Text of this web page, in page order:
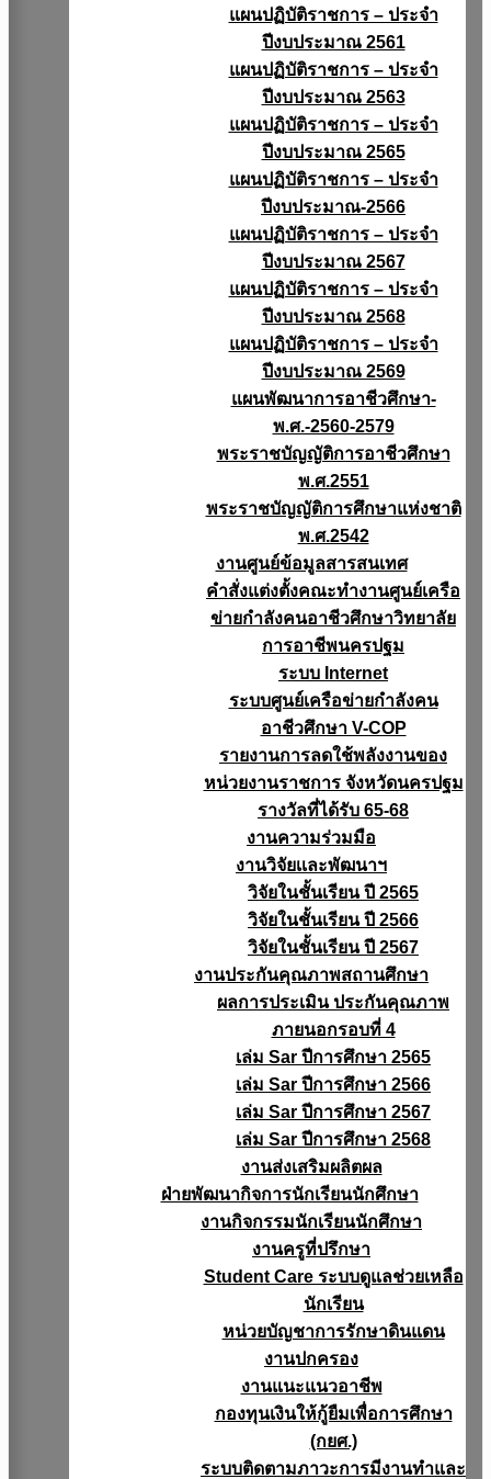
แผนปฏิบัติราชการ – ประจำ
ปีงบประมาณ 2561
แผนปฏิบัติราชการ – ประจำ
ปีงบประมาณ 2563
แผนปฏิบัติราชการ – ประจำ
ปีงบประมาณ 2565
แผนปฏิบัติราชการ – ประจำ
ปีงบประมาณ-2566
แผนปฏิบัติราชการ – ประจำ
ปีงบประมาณ 2567
แผนปฏิบัติราชการ – ประจำ
ปีงบประมาณ 2568
แผนปฏิบัติราชการ – ประจำ
ปีงบประมาณ 2569
แผนพัฒนาการอาชีวศึกษา-
พ.ศ.-2560-2579
พระราชบัญญัติการอาชีวศึกษา
พ.ศ.2551
พระราชบัญญัติการศึกษาแห่งชาติ
พ.ศ.2542
งานศูนย์ข้อมูลสารสนเทศ
คำสั่งแต่งตั้งคณะทำงานศูนย์เครือ
ข่ายกำลังคนอาชีวศึกษาวิทยาลัย
การอาชีพนครปฐม
ระบบ Internet
ระบบศูนย์เครือข่ายกำลังคน
อาชีวศึกษา V-COP
รายงานการลดใช้พลังงานของ
หน่วยงานราชการ จังหวัดนครปฐม
รางวัลที่ได้รับ 65-68
งานความร่วมมือ
งานวิจัยเเละพัฒนาฯ
วิจัยในชั้นเรียน ปี 2565
วิจัยในชั้นเรียน ปี 2566
วิจัยในชั้นเรียน ปี 2567
งานประกันคุณภาพสถานศึกษา
ผลการประเมิน ประกันคุณภาพ
ภายนอกรอบที่ 4
เล่ม Sar ปีการศึกษา 2565
เล่ม Sar ปีการศึกษา 2566
เล่ม Sar ปีการศึกษา 2567
เล่ม Sar ปีการศึกษา 2568
งานส่งเสริมผลิตผล
ฝ่ายพัฒนากิจการนักเรียนนักศึกษา
งานกิจกรรมนักเรียนนักศึกษา
งานครูที่ปรึกษา
Student Care ระบบดูแลช่วยเหลือ
นักเรียน
หน่วยบัญชาการรักษาดินแดน
งานปกครอง
งานแนะแนวอาชีพ
กองทุนเงินให้กู้ยืมเพื่อการศึกษา
(กยศ.)
ระบบติดตามภาวะการมีงานทำและ